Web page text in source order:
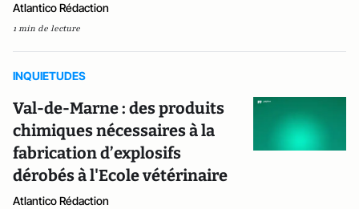
Atlantico Rédaction
1 min de lecture
INQUIETUDES
Val-de-Marne : des produits
chimiques nécessaires à la
fabrication d’explosifs
dérobés à l'Ecole vétérinaire
Atlantico Rédaction